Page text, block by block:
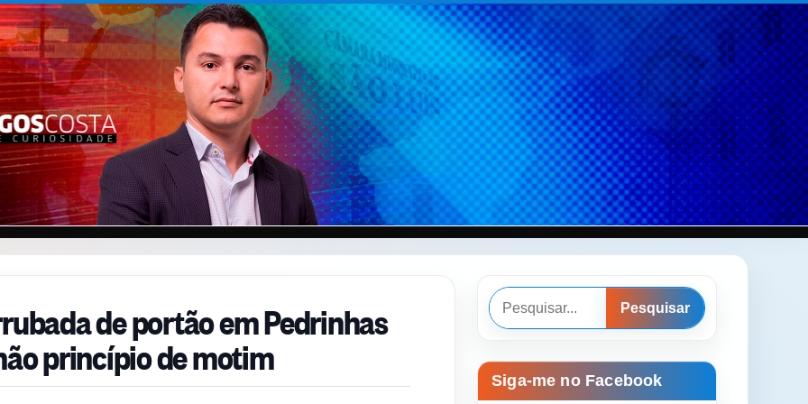
de portão em Pedrinhas
princípio de motim
Pesquisar
Pesquisar
Siga-me no Facebook